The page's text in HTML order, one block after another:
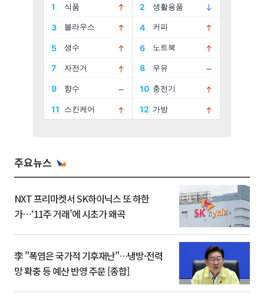
주요뉴스
NXT 프리마켓서 SK하이닉스 또 하한
가⋯‘11주 거래’에 시초가 왜곡
李 "폭염은 국가적 기후재난"…냉방·전력
망 확충 등 예산 반영 주문 [종합]